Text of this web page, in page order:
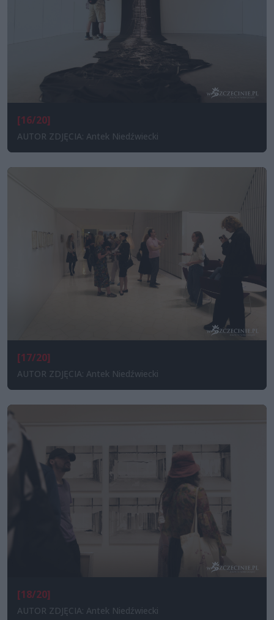
[16/20]
AUTOR ZDJĘCIA: Antek Niedźwiecki
[17/20]
AUTOR ZDJĘCIA: Antek Niedźwiecki
[18/20]
AUTOR ZDJĘCIA: Antek Niedźwiecki